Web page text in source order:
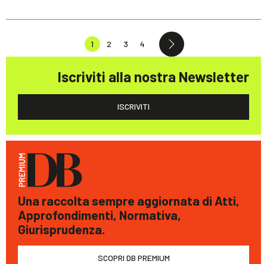
1 2 3 4
Iscriviti alla nostra Newsletter
ISCRIVITI
Una raccolta sempre aggiornata di Atti,
Approfondimenti, Normativa,
Giurisprudenza.
SCOPRI DB PREMIUM